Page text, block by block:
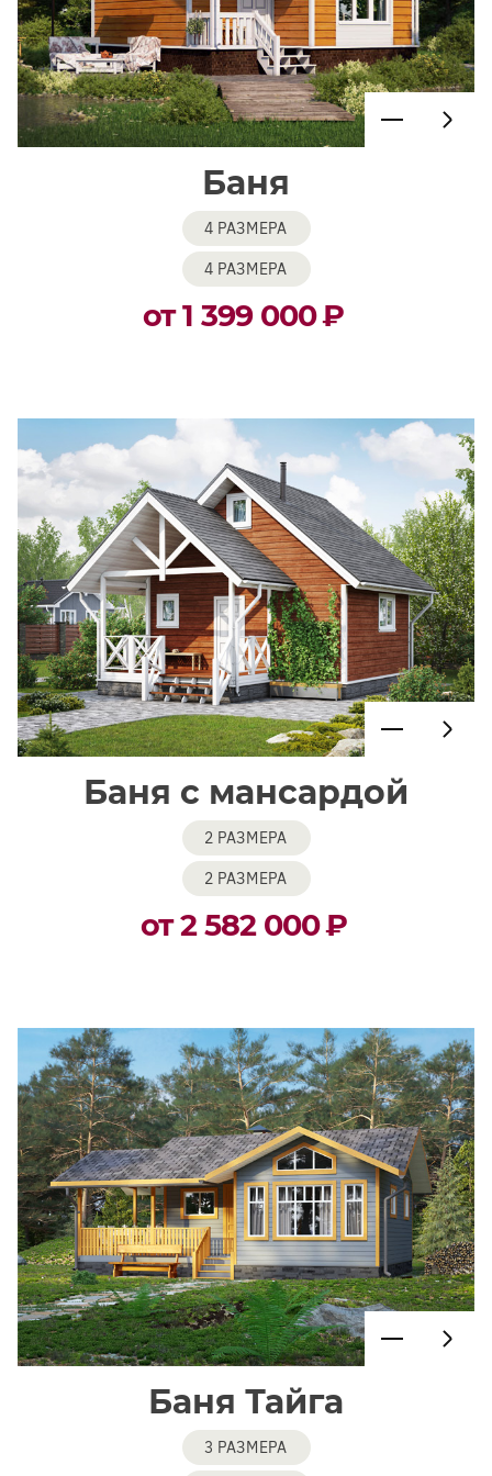
Баня
4 РАЗМЕРА
4 РАЗМЕРА
от 1 399 000₽
Баня с мансардой
2 РАЗМЕРА
2 РАЗМЕРА
от 2 582 000₽
Баня Тайга
3 РАЗМЕРА